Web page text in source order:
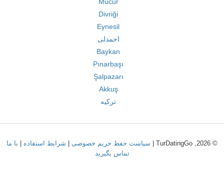
Divriği
Eynesil
احمدلی
Baykan
Pınarbaşı
Şalpazarı
Akkuş
ترکیه
© 2026, TurDatingGo | سیاست حفظ حریم خصوصی شرایط استفاده
با ما
تماس بگیرید